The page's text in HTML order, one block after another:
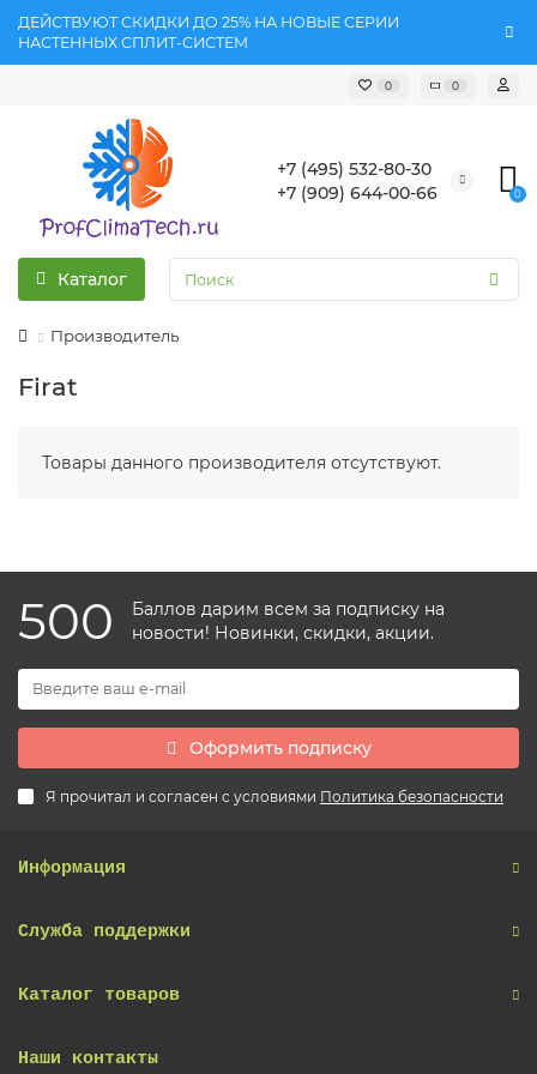
ДЕЙСТВУЮТ СКИДКИ ДО 25% НА НОВЫЕ СЕРИИ
НАСТЕННЫХ СПЛИТ-СИСТЕМ
0 0
+7 (495) 532-80-30
+7 (909) 644-00-66
0
Каталог
Производитель
Firat
Товары данного производителя отсутствуют.
500
Баллов дарим всем за подписку на
новости! Новинки, скидки, акции.
Оформить подписку
Я прочитал и согласен с условиями Политика безопасности
Информация
Служба поддержки
Каталог товаров
Наши контакты